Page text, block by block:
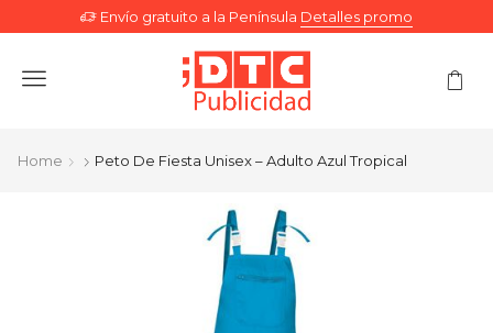
Envío gratuito a la Península Detalles promo
Menu
Home Peto De Fiesta Unisex – Adulto Azul Tropical